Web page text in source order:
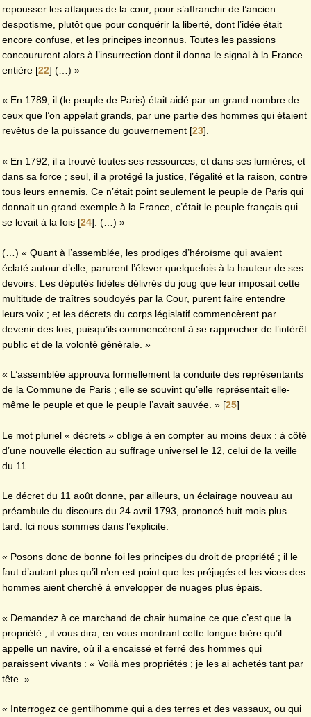
repousser les attaques de la cour, pour s’affranchir de l’ancien
despotisme, plutôt que pour conquérir la liberté, dont l’idée était
encore confuse, et les principes inconnus. Toutes les passions
concoururent alors à l’insurrection dont il donna le signal à la France
entière [22] (…) »
« En 1789, il (le peuple de Paris) était aidé par un grand nombre de
ceux que l’on appelait grands, par une partie des hommes qui étaient
revêtus de la puissance du gouvernement [23].
« En 1792, il a trouvé toutes ses ressources, et dans ses lumières, et
dans sa force ; seul, il a protégé la justice, l’égalité et la raison, contre
tous leurs ennemis. Ce n’était point seulement le peuple de Paris qui
donnait un grand exemple à la France, c’était le peuple français qui
se levait à la fois [24] . (…) »
(…) « Quant à l’assemblée, les prodiges d’héroïsme qui avaient
éclaté autour d’elle, parurent l’élever quelquefois à la hauteur de ses
devoirs. Les députés fidèles délivrés du joug que leur imposait cette
multitude de traîtres soudoyés par la Cour, purent faire entendre
leurs voix ; et les décrets du corps législatif commencèrent par
devenir des lois, puisqu’ils commencèrent à se rapprocher de l’intérêt
public et de la volonté générale. »
« L’assemblée approuva formellement la conduite des représentants
de la Commune de Paris ; elle se souvint qu’elle représentait elle-
même le peuple et que le peuple l’avait sauvée. » [25]
Le mot pluriel « décrets » oblige à en compter au moins deux : à côté
d’une nouvelle élection au suffrage universel le 12, celui de la veille
du 11.
Le décret du 11 août donne, par ailleurs, un éclairage nouveau au
préambule du discours du 24 avril 1793, prononcé huit mois plus
tard. Ici nous sommes dans l’explicite.
« Posons donc de bonne foi les principes du droit de propriété ; il le
faut d’autant plus qu’il n’en est point que les préjugés et les vices des
hommes aient cherché à envelopper de nuages plus épais.
« Demandez à ce marchand de chair humaine ce que c’est que la
propriété ; il vous dira, en vous montrant cette longue bière qu’il
appelle un navire, où il a encaissé et ferré des hommes qui
paraissent vivants : « Voilà mes propriétés ; je les ai achetés tant par
tête. »
« Interrogez ce gentilhomme qui a des terres et des vassaux, ou qui